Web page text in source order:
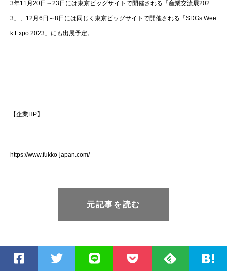
3年11月20日～23日には東京ビッグサイトで開催される「産業交流展202
3」、12月6日～8日には同じく東京ビッグサイトで開催される「SDGs Wee
k Expo 2023」にも出展予定。
【企業HP】
https://www.fukko-japan.com/
元記事を読む